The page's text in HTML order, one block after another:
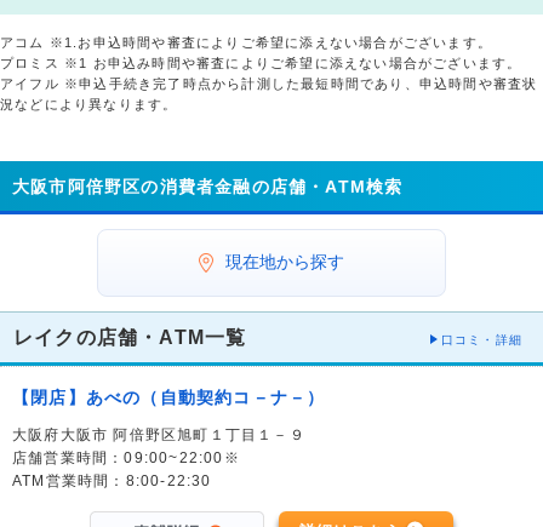
アコム ※1.お申込時間や審査によりご希望に添えない場合がございます。
プロミス ※1 お申込み時間や審査によりご希望に添えない場合がございます。
アイフル ※申込手続き完了時点から計測した最短時間であり、申込時間や審査状
況などにより異なります。
大阪市阿倍野区の消費者金融の店舗・ATM検索
現在地から探す
レイクの店舗・ATM一覧 口コミ・詳細
【閉店】あべの（自動契約コ－ナ－）
大阪府大阪市 阿倍野区旭町１丁目１－９
店舗営業時間：09:00~22:00※
ATM営業時間：8:00-22:30